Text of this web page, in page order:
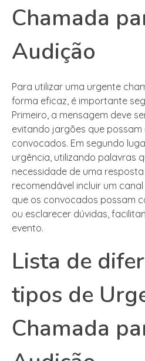
Chamada
Audição
Para utilizar uma urgente
forma eficaz, é importante
Primeiro, a mensagem deve
evitando jargões que possam
convocados. Em segundo
urgência, utilizando palavras
necessidade de uma
recomendável incluir um
que os convocados possam
ou esclarecer dúvidas,
evento.
Lista de
tipos de
Chamada